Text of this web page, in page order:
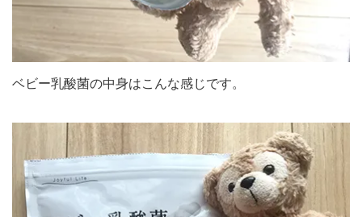
ベビー乳酸菌の中身はこんな感じです。